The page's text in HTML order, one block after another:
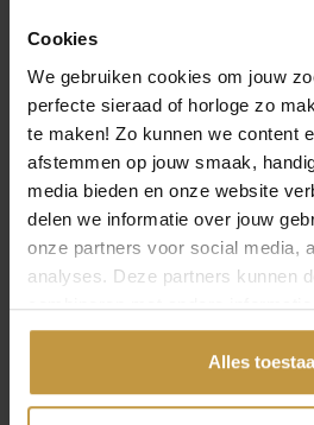
Cookies
We gebruiken cookies om jouw
perfecte sieraad of horloge zo
te maken! Zo kunnen we content
afstemmen op jouw smaak,
media bieden en onze website
delen we informatie over jouw
onze partners voor social media,
analyses. Deze partners kunnen
combineren met andere
gedeeld of die ze hebben
Alles
Over Sparkling Jewels
MEER VAN